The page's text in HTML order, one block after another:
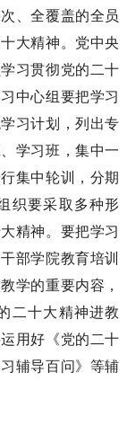
、全覆盖的全员
大精神。党中央
习贯彻党的二十
中心组要把学习
习计划，列出专
学习班，集中一
集中轮训，分期
织要采取多种形
精神。要把学习
部学院教育培训
学的重要内容，
二十大精神进教
用好《党的二十
辅导百问》等辅